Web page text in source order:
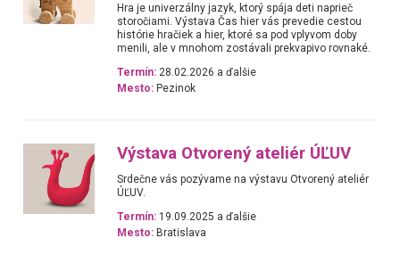
Hra je univerzálny jazyk, ktorý spája deti naprieč
storočiami. Výstava Čas hier vás prevedie cestou
histórie hračiek a hier, ktoré sa pod vplyvom doby
menili, ale v mnohom zostávali prekvapivo rovnaké.
Termín: 28.02.2026 a ďalšie
Mesto: Pezinok
Výstava Otvorený ateliér ÚĽUV
Srdečne vás pozývame na výstavu Otvorený ateliér
ÚĽUV.
Termín: 19.09.2025 a ďalšie
Mesto: Bratislava